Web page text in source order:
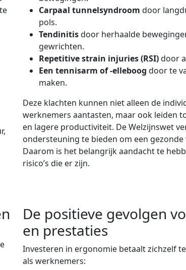
Carpaal tunnelsyndroom door
pols.
Tendinitisdoor herhaalde
gewrichten.
Repetitive strain injuries (RSI)door
Een tennisarm of -elleboog door te
maken.
Deze klachten kunnen niet alleen de
werknemers aantasten, maar ook leiden
en lagere productiviteit. De Welzijnswet
ondersteuning te bieden om een
Daarom is het belangrijk aandacht te
risico’s die er zijn.
De positieve gevolgen
en prestaties
Investeren in ergonomie betaalt zichzelf
als werknemers: